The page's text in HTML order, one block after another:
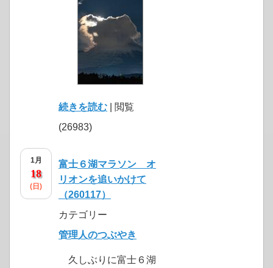
続きを読む | 閲覧
(26983)
1月
18
(日)
富士６湖マラソン オ
リオンを追いかけて
（260117）
カテゴリー
管理人のつぶやき
久しぶりに富士６湖